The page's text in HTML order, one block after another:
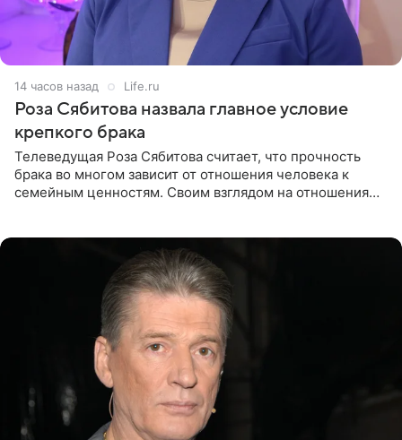
14 часов назад Life.ru
Роза Сябитова назвала главное условие
крепкого брака
Телеведущая Роза Сябитова считает, что прочность
брака во многом зависит от отношения человека к
семейным ценностям. Своим взглядом на отношения